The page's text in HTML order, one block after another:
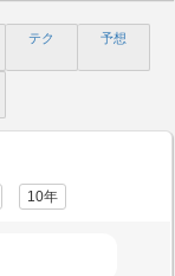
テク 予想
10年